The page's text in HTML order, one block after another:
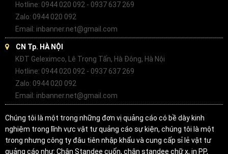
Hotline: 0944 020 092 - 0937 637 269
Zalo: 0944 020 092
Email: inbanner.net@gmail.com
CN Tp. HÀ NỘI
KĐT Geleximco, Lê Trọng Tấn, Hà Đông, Hà Nội
Hotline: 0944 020 092 - 0937 637 269
Zalo: 0944 020 092
Email: inbanner.net@gmail.com
Chúng tôi là một trong những đơn vị quảng cáo có bề dày kinh
nghiệm trong lĩnh vực vật tư quảng cáo sự kiện, chúng tôi là một
trong nhưng công ty đâu tiên nhập khẩu và cung cấp sỉ lẻ vật tư
quảng cáo như: Chân Standee cuốn, chân standee chữ x, in PP,